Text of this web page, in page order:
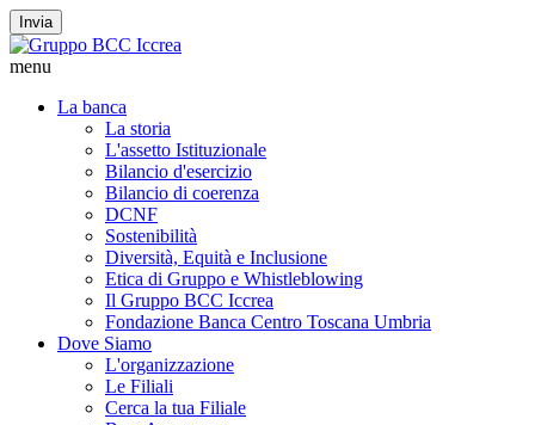
Invia
menu
La banca
La storia
L'assetto Istituzionale
Bilancio d'esercizio
Bilancio di coerenza
DCNF
Sostenibilità
Diversità, Equità e Inclusione
Etica di Gruppo e Whistleblowing
Il Gruppo BCC Iccrea
Fondazione Banca Centro Toscana Umbria
Dove Siamo
L'organizzazione
Le Filiali
Cerca la tua Filiale